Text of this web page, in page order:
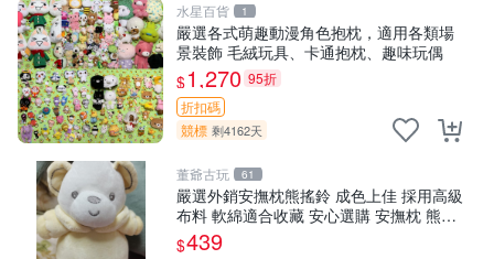
水星百貨 1
嚴選各式萌趣動漫角色抱枕，適用各類場
景裝飾 毛絨玩具、卡通抱枕、趣味玩偶
$1,270 95折
折扣碼
競標 剩4162天
董爺古玩 61
嚴選外銷安撫枕熊搖鈴 成色上佳 採用高級
布料 軟綿適合收藏 安心選購 安撫枕 熊玩
具 搖鈴
$439